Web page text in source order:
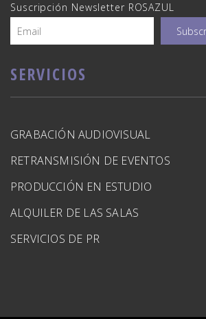
Suscripción Newsletter ROSAZUL
SERVICIOS
GRABACIÓN AUDIOVISUAL
RETRANSMISIÓN DE EVENTOS
PRODUCCIÓN EN ESTUDIO
ALQUILER DE LAS SALAS
SERVICIOS DE PR